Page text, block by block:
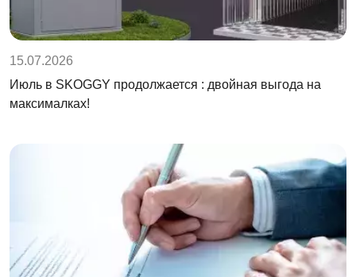
15.07.2026
Июль в SKOGGY продолжается : двойная выгода на
максималках!